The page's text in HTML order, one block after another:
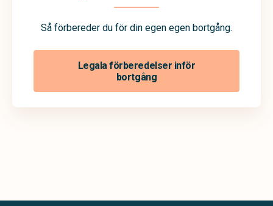
Så förbereder du för din egen egen bortgång.
Legala förberedelser inför
bortgång